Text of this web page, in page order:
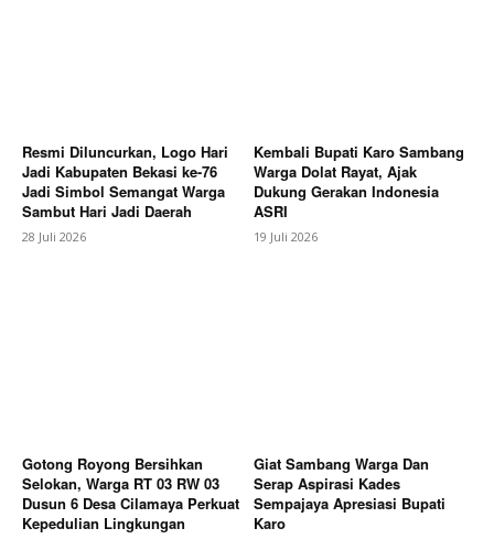
News Week
Magazine PRO
SUBSCRIBE NOW
Resmi Diluncurkan, Logo Hari
Jadi Kabupaten Bekasi ke-76
Jadi Simbol Semangat Warga
Sambut Hari Jadi Daerah
28 Juli 2026
Kembali Bupati Karo Sambang
Warga Dolat Rayat, Ajak
Dukung Gerakan Indonesia
ASRI
19 Juli 2026
Gotong Royong Bersihkan
Selokan, Warga RT 03 RW 03
Dusun 6 Desa Cilamaya Perkuat
Kepedulian Lingkungan
Giat Sambang Warga Dan
Serap Aspirasi Kades
Sempajaya Apresiasi Bupati
Karo